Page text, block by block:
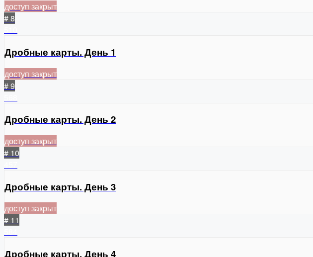
доступ закрыт
# 8
Дробные карты. День 1
доступ закрыт
# 9
Дробные карты. День 2
доступ закрыт
# 10
Дробные карты. День 3
доступ закрыт
# 11
Дробные карты. День 4